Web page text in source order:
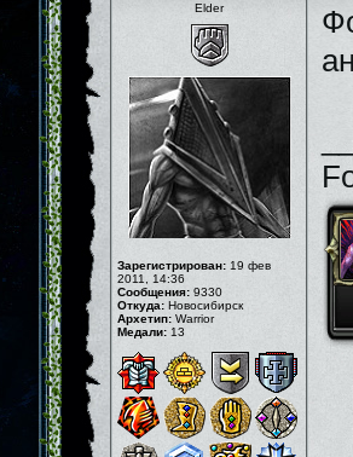
Elder
Зарегистрирован: 19 фев
2011, 14:36
Сообщения: 9330
Откуда: Новосибирск
Архетип: Warrior
Медали: 13